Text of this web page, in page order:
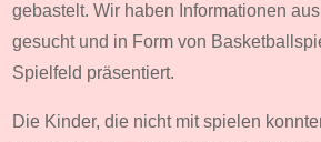
gebastelt. Wir haben Informationen
gesucht und in Form von
Spielfeld präsentiert.
Die Kinder, die nicht mit spielen